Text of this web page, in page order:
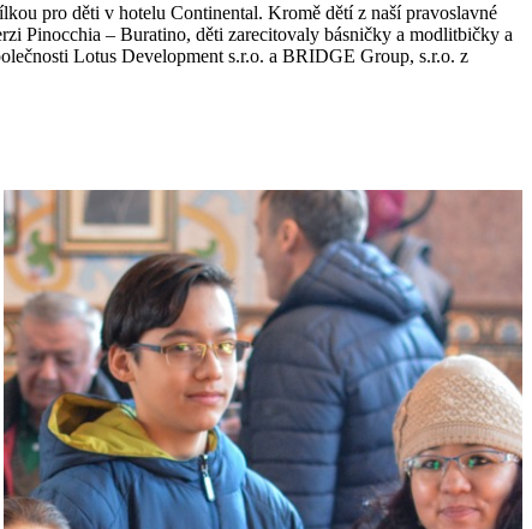
pro děti v hotelu Continental. Kromě dětí z naší pravoslavné
Pinocchia – Buratino, děti zarecitovaly básničky a modlitbičky a
Lotus Development s.r.o. a BRIDGE Group, s.r.o. z